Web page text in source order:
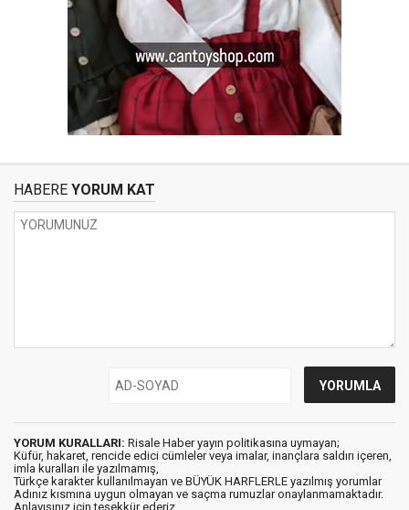
HABERE YORUM KAT
YORUM KURALLARI: Risale Haber yayın politikasına uymayan;
Küfür, hakaret, rencide edici cümleler veya imalar, inançlara saldırı içeren,
imla kuralları ile yazılmamış,
Türkçe karakter kullanılmayan ve BÜYÜK HARFLERLE yazılmış yorumlar
Adınız kısmına uygun olmayan ve saçma rumuzlar onaylanmamaktadır.
Anlayışınız için teşekkür ederiz.